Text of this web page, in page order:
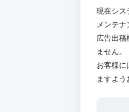
現在シス
メンテ
広告出
ません。
お客様
ますよう